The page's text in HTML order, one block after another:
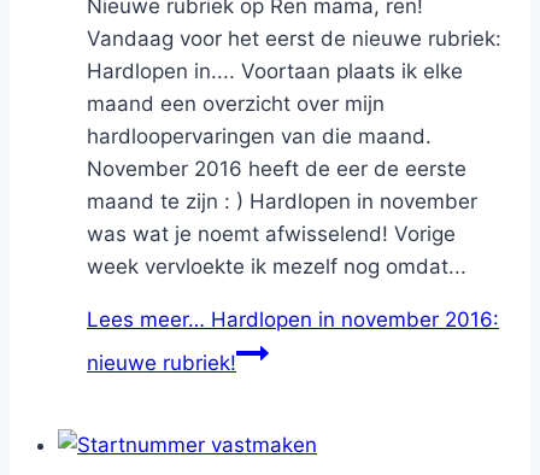
Nieuwe rubriek op Ren mama, ren!
Vandaag voor het eerst de nieuwe rubriek:
Hardlopen in.... Voortaan plaats ik elke
maand een overzicht over mijn
hardloopervaringen van die maand.
November 2016 heeft de eer de eerste
maand te zijn : ) Hardlopen in november
was wat je noemt afwisselend! Vorige
week vervloekte ik mezelf nog omdat...
Lees meer… Hardlopen in november 2016:
nieuwe rubriek!